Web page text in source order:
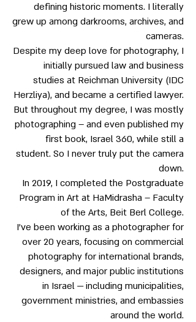
defining historic moments. I literally
grew up among darkrooms, archives, and
cameras.
Despite my deep love for photography, I
initially pursued law and business
studies at Reichman University (IDC
Herzliya), and became a certified lawyer.
But throughout my degree, I was mostly
photographing – and even published my
first book, Israel 360, while still a
student. So I never truly put the camera
down.
In 2019, I completed the Postgraduate
Program in Art at HaMidrasha – Faculty
of the Arts, Beit Berl College.
I’ve been working as a photographer for
over 20 years, focusing on commercial
photography for international brands,
designers, and major public institutions
in Israel — including municipalities,
government ministries, and embassies
around the world.